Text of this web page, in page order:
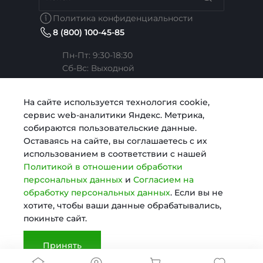
Согласие на обработку персональных данных
Политика в отношении обработки персональных
данных
Сертификаты
Документы
Недвижимость
Строительство
Digital-агентство
Политика конфиденциальности
8 (800) 100-45-85
Пн-Пт: 9:30-18:30
Cб-Вс: Выходной
sale@intecweb.ru
© 2025 KosmosLite, Все права защищены
На сайте используется технология cookie,
сервис web-аналитики Яндекс. Метрика,
собираются пользовательские данные.
Оставаясь на сайте, вы соглашаетесь с их
использованием в соответствии с нашей
Политикой в отношении обработки
персональных данных и Согласием на
обработку персональных данных. Если вы не
хотите, чтобы ваши данные обрабатывались,
покиньте сайт.
Принять